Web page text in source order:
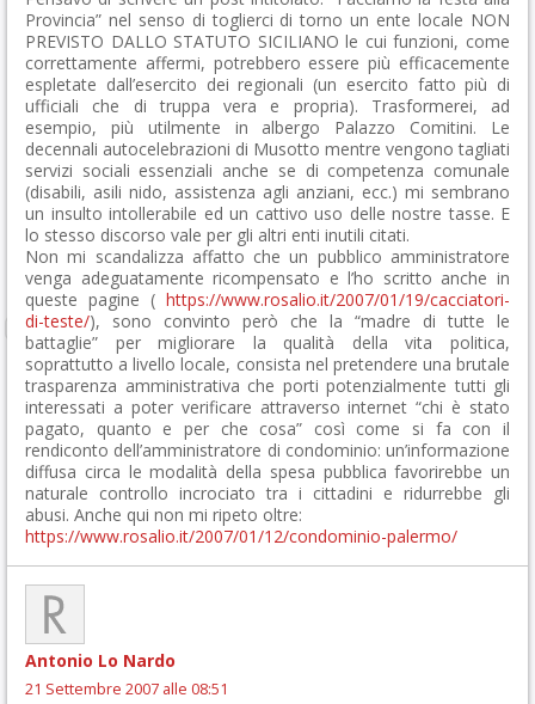
Provincia” nel senso di toglierci di torno un ente locale NON
PREVISTO DALLO STATUTO SICILIANO le cui funzioni, come
correttamente affermi, potrebbero essere più efficacemente
espletate dall’esercito dei regionali (un esercito fatto più di
ufficiali che di truppa vera e propria). Trasformerei, ad
esempio, più utilmente in albergo Palazzo Comitini. Le
decennali autocelebrazioni di Musotto mentre vengono tagliati
servizi sociali essenziali anche se di competenza comunale
(disabili, asili nido, assistenza agli anziani, ecc.) mi sembrano
un insulto intollerabile ed un cattivo uso delle nostre tasse. E
lo stesso discorso vale per gli altri enti inutili citati.
Non mi scandalizza affatto che un pubblico amministratore
venga adeguatamente ricompensato e l’ho scritto anche in
queste pagine ( https://www.rosalio.it/2007/01/19/cacciatori-
di-teste/), sono convinto però che la “madre di tutte le
battaglie” per migliorare la qualità della vita politica,
soprattutto a livello locale, consista nel pretendere una brutale
trasparenza amministrativa che porti potenzialmente tutti gli
interessati a poter verificare attraverso internet “chi è stato
pagato, quanto e per che cosa” così come si fa con il
rendiconto dell’amministratore di condominio: un’informazione
diffusa circa le modalità della spesa pubblica favorirebbe un
naturale controllo incrociato tra i cittadini e ridurrebbe gli
abusi. Anche qui non mi ripeto oltre:
https://www.rosalio.it/2007/01/12/condominio-palermo/
Antonio Lo Nardo
21 Settembre 2007 alle 08:51